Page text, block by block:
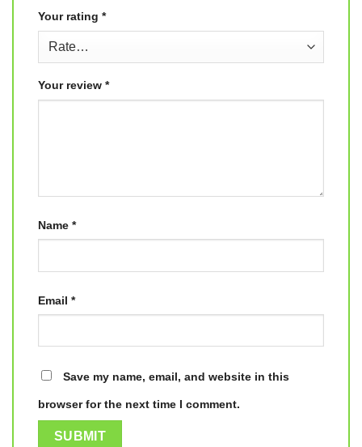
Your rating *
Your review *
Name *
Email *
Save my name, email, and website in this
browser for the next time I comment.